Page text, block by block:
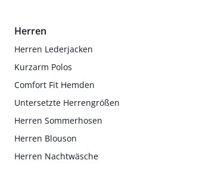
Herren
Herren Lederjacken
Kurzarm Polos
Comfort Fit Hemden
Untersetzte Herrengrößen
Herren Sommerhosen
Herren Blouson
Herren Nachtwäsche